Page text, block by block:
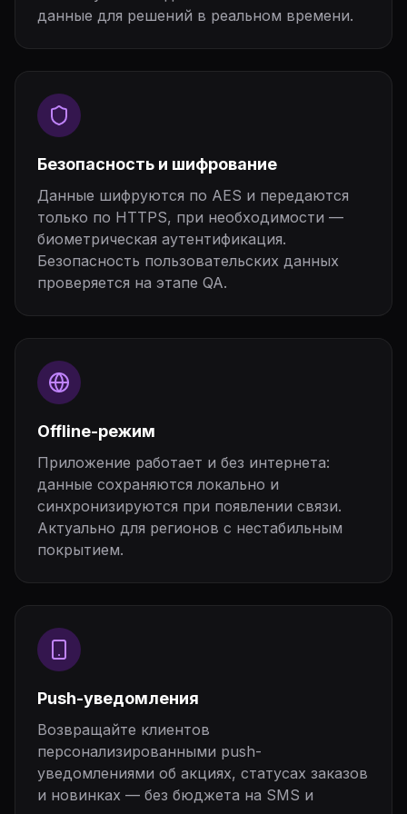
данные для решений в реальном времени.
Безопасность и шифрование
Данные шифруются по AES и передаются
только по HTTPS, при необходимости —
биометрическая аутентификация.
Безопасность пользовательских данных
проверяется на этапе QA.
Offline-режим
Приложение работает и без интернета:
данные сохраняются локально и
синхронизируются при появлении связи.
Актуально для регионов с нестабильным
покрытием.
Push-уведомления
Возвращайте клиентов
персонализированными push-
уведомлениями об акциях, статусах заказов
и новинках — без бюджета на SMS и